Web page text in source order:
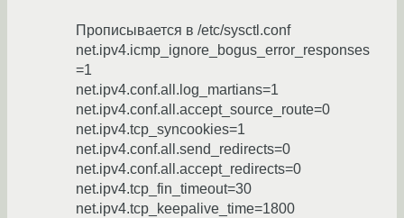
Прописывается в /etc/sysctl.conf
net.ipv4.icmp_ignore_bogus_error_responses
=1
net.ipv4.conf.all.log_martians=1
net.ipv4.conf.all.accept_source_route=0
net.ipv4.tcp_syncookies=1
net.ipv4.conf.all.send_redirects=0
net.ipv4.conf.all.accept_redirects=0
net.ipv4.tcp_fin_timeout=30
net.ipv4.tcp_keepalive_time=1800